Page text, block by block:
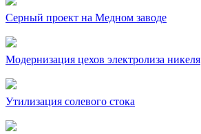
Серный проект на Медном заводе
Модернизация цехов электролиза никеля
Утилизация солевого стока